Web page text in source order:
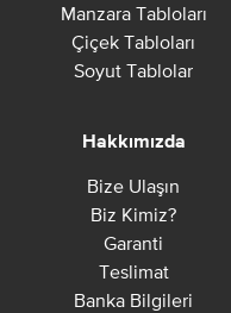
Manzara Tabloları
Çiçek Tabloları
Soyut Tablolar
Hakkımızda
Bize Ulaşın
Biz Kimiz?
Garanti
Teslimat
Banka Bilgileri